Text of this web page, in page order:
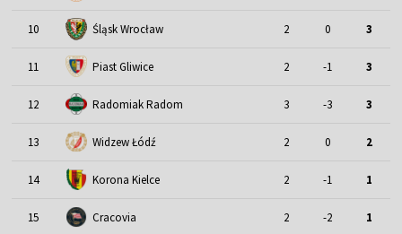
10 Śląsk Wrocław 2 0 3
11 Piast Gliwice 2 -1 3
12 Radomiak Radom 3 -3 3
13 Widzew Łódź 2 0 2
14 Korona Kielce 2 -1 1
15 Cracovia 2 -2 1